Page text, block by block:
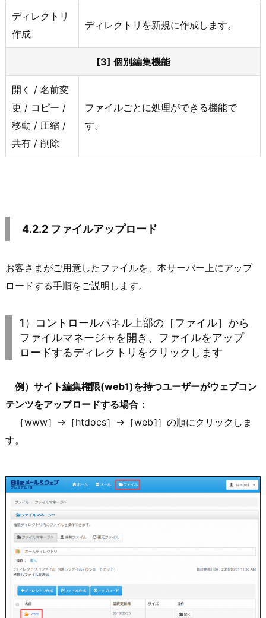
ディレクトリ
作成
ディレクトリを新規に作成します。
[3] 個別編集機能
開く / 名前変
更 / コピー /
移動 / 圧縮 /
共有 / 削除
ファイルごとに処理ができる機能で
す。
4.2.2 ファイルアップロード
お客さまがご用意したファイルを、本サーバー上にアップ
ロードする手順をご説明します。
1）コントロールパネル上部の［ファイル］から
ファイルマネージャを開き、ファイルをアップ
ロードするディレクトリをクリックします
例）サイト編集権限(web1)を持つユーザーがウェブコン
テンツをアップロードする場合：
［www］→［htdocs］→［web1］の順にクリックしま
す。